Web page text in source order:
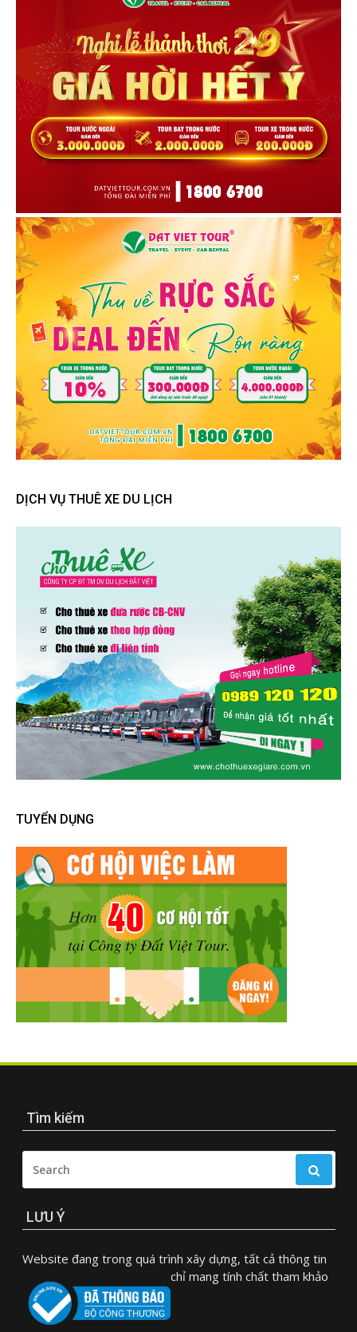
DỊCH VỤ THUÊ XE DU LỊCH
TUYỂN DỤNG
Tìm kiếm
FOR:
LƯU Ý
Website đang trong quá trình xây dựng, tất cả thông tin
chỉ mang tính chất tham khảo